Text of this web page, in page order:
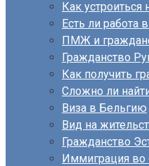
Как устроиться
Есть ли работа
ПМЖ и
Гражданство
Как получить
Сложно ли
Виза в Бельгию
Вид на
Гражданство
Иммиграция